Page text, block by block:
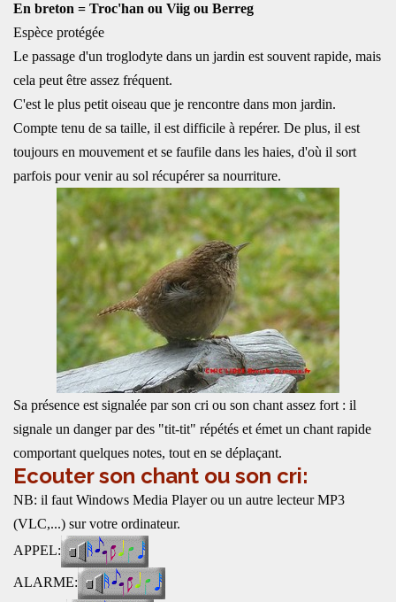
En breton = Troc'han ou Viig ou Berreg
Espèce protégée
Le passage d'un troglodyte dans un jardin est souvent rapide, mais
cela peut être assez fréquent.
C'est le plus petit oiseau que je rencontre dans mon jardin.
Compte tenu de sa taille, il est difficile à repérer. De plus, il est
toujours en mouvement et se faufile dans les haies, d'où il sort
parfois pour venir au sol récupérer sa nourriture.
Sa présence est signalée par son cri ou son chant assez fort : il
signale un danger par des "tit-tit" répétés et émet un chant rapide
comportant quelques notes, tout en se déplaçant.
Ecouter son chant ou son cri:
NB: il faut Windows Media Player ou un autre lecteur MP3
(VLC,...) sur votre ordinateur.
APPEL:
ALARME: